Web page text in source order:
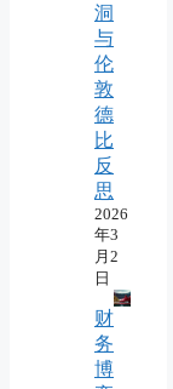
洞
与
伦
敦
德
比
反
思
2026
年3
月2
日
财
务
博